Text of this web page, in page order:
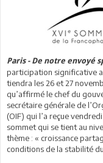
Paris - De notre envoyé
participation significative
tiendra les 26 et 27
qu’affirmé le chef du
secrétaire générale de
(OIF) qui l’a reçue
sommet qui se tient au
thème : « croissance
conditions de la stabilité